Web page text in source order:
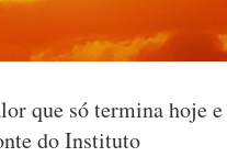
que só termina hoje e
do Instituto